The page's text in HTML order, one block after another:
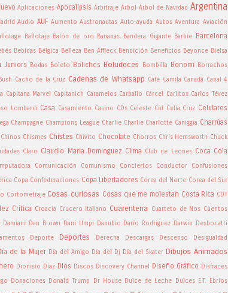
Aplicaciones Apocalipsis Arbitraje Árbol Árbol de Navidad Argentina
Audio AUF Aumento Austronautas Auto-ayuda Autos Aventura Aviación
Ballotaje Balón de oro Bananas Bandera Gigante Barbie Barcelona
Bebidas Bélgica Belleza Ben Affleck Bendición Beneficios Beyonce Bielsa
Juniors Bodas Boleto Boliches Boludeces Bombilla Bonomi
Borrachos
Bush Cacho de la Cruz Cadenas de Whatsapp Café Camila Canadá Canal 4
Capitana Marvel Capitanich Caramelos Carballo Cárcel Carlitox Carlos Tévez
Lombardi Casa Casamiento Casino CDs Celeste Cid Celia Cruz Celulares
Champagne Champions League Charlie Charlie Charlotte Caniggia Charrúas
Chinos Chismes Chistes Chivito Chocolate Chorros Chris Hemsworth Chuck
Claro Claudio Maria Dominguez Clima Club de Leones Coca Cola
Comunicación Comunismo Conciertos Conductor Confusiones
Copa Confederaciones Copa Libertadores Corea del Norte Corea del Sur
Cortometraje Cosas curiosas Cosas que me molestan Costa Rica COT
Crítica Croacia Crucero Italiano Cuarentena Cuarteto de Nos Cuentos
Damiani Dan Brown Dani Umpi Danubio Darío Rodriguez Darwin Desbocatti
Deporte Deportes Derecha Descargas Descenso Desigualdad
de la Mujer Día del Amigo Día del Dj Día del Skater Dibujos Animados
Dionisio Díaz Dios Discos Discovery Channel Diseño Gráfico Disfraces
Donaciones Donald Trump Dr House Dulce de Leche Dulces E.T. Ebrios